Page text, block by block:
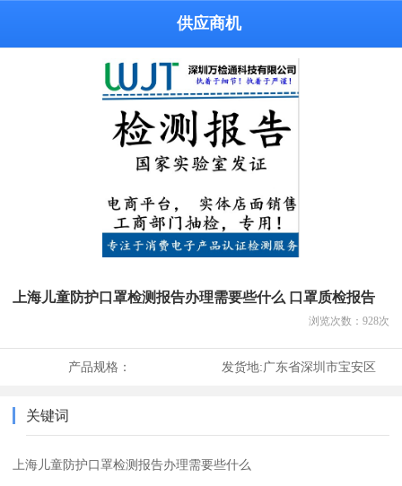
供应商机
上海儿童防护口罩检测报告办理需要些什么 口罩质检报告
浏览次数： 928次
产品规格： 发货地:广东省深圳市宝安区
关键词
上海儿童防护口罩检测报告办理需要些什么